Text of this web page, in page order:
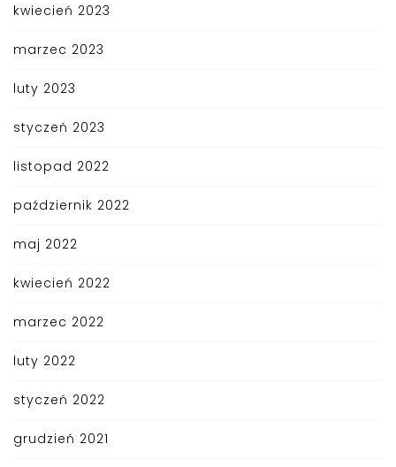
kwiecień 2023
marzec 2023
luty 2023
styczeń 2023
listopad 2022
październik 2022
maj 2022
kwiecień 2022
marzec 2022
luty 2022
styczeń 2022
grudzień 2021